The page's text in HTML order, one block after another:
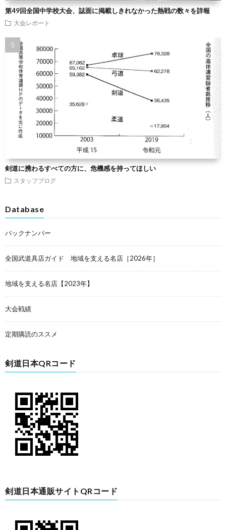
第49回全国中学校大会、誌面に掲載しきれなかった熱戦の数々を詳報
大会レポート
剣道に携わるすべての方に、危機感を持ってほしい
スタッフブログ
Database
バックナンバー
全国武道具店ガイド 地域を支える名店［2026年］
地域を支える名店【2023年】
大会戦績
定期購読のススメ
剣道日本QRコード
剣道日本通販サイトQRコード